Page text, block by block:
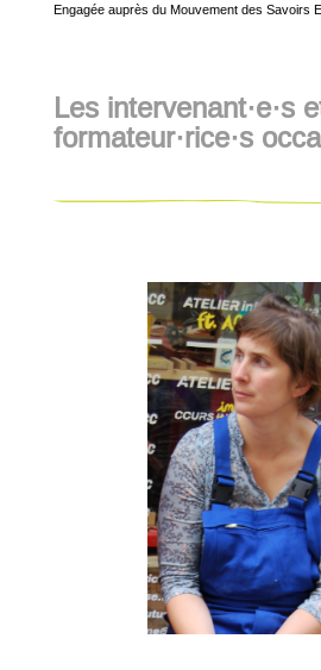
Engagée auprès du Mouvement des Savoirs
Les intervenant·e·s
formateur·rice·s